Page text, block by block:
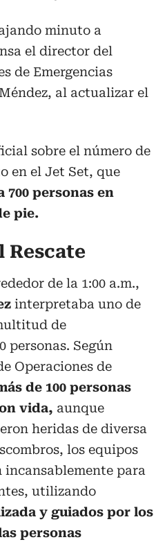
minuto a
el director del
de Emergencias
al actualizar el
sobre el número de
en el Jet Set, que
700 personas en
pie.
Rescate
de la 1:00 a.m.,
interpretaba uno de
de
personas. Según
Operaciones de
de 100 personas
vida, aunque
heridas de diversa
los equipos
para
utilizando
y guiados por los
personas